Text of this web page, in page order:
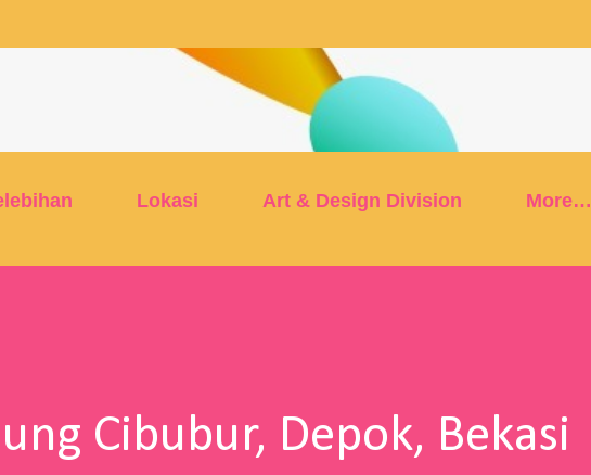
Lokasi Art & Design Division More…
Cibubur, Depok, Bekasi